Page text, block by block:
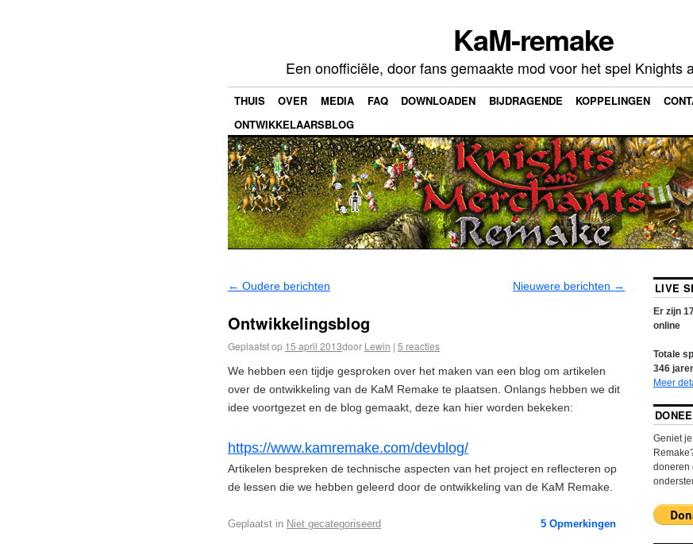
KaM-remake
Een onofficiële, door fans gemaakte mod voor het spel Knights
THUIS OVER MEDIA FAQ DOWNLOADEN BIJDRAGENDE KOPPELINGEN
ONTWIKKELAARSBLOG
← Oudere berichten Nieuwere berichten →
Ontwikkelingsblog
Geplaatst op 15 april 2013door Lewin | 5 reacties
We hebben een tijdje gesproken over het maken van een blog om artikelen
over de ontwikkeling van de KaM Remake te plaatsen. Onlangs hebben we dit
idee voortgezet en de blog gemaakt, deze kan hier worden bekeken:
https://www.kamremake.com/devblog/
Artikelen bespreken de technische aspecten van het project en reflecteren op
de lessen die we hebben geleerd door de ontwikkeling van de KaM Remake.
5 Opmerkingen
Geplaatst in Niet gecategoriseerd
LIVE
Er zijn
online
Totale
346
Meer
Geniet
doneren